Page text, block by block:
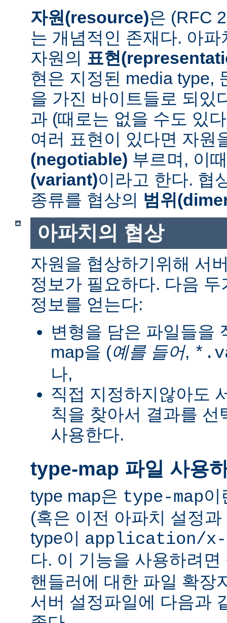
자원(resource)은 (RFC
는 개념적인 존재다. 아
자원의 표현
현은 지정된 media type,
을 가진 바이트들로 되있
과 (때로는 없을 수도 있
여러 표현이 있다면 자원
(negotiable) 부르며, 이
(variant)이라고 한다. 협
종류를 협상의 범위
아파치의 협상
자원을 협상하기위해 서
정보가 필요하다. 다음
정보를 얻는다:
변형을 담은 파일들을
map을 (예를 들어,
나,
직접 지정하지않아도
칙을 찾아서 결과를
사용한다.
type-map 파일 사용
type map은 type-map이
(혹은 이전 아파치 설정
type이 application/x-
다. 이 기능을 사용하려
핸들러에 대한 파일 확장
서버 설정파일에 다음과